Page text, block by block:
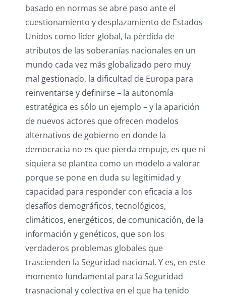
basado en normas se abre paso ante el
cuestionamiento y desplazamiento de Estados
Unidos como líder global, la pérdida de
atributos de las soberanías nacionales en un
mundo cada vez más globalizado pero muy
mal gestionado, la dificultad de Europa para
reinventarse y definirse – la autonomía
estratégica es sólo un ejemplo – y la aparición
de nuevos actores que ofrecen modelos
alternativos de gobierno en donde la
democracia no es que pierda empuje, es que ni
siquiera se plantea como un modelo a valorar
porque se pone en duda su legitimidad y
capacidad para responder con eficacia a los
desafíos demográficos, tecnológicos,
climáticos, energéticos, de comunicación, de la
información y genéticos, que son los
verdaderos problemas globales que
trascienden la Seguridad nacional. Y es, en este
momento fundamental para la Seguridad
trasnacional y colectiva en el que ha tenido